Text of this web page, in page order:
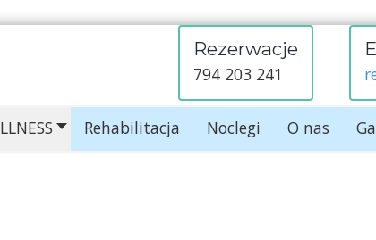
Rezerwacje
794 203 241
Rehabilitacja Noclegi O nas